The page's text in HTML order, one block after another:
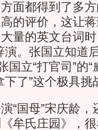
面都得到了多
的评价，这让
量的英文台词
演。张国立知道
国立“打官司”的
下了”这个极具挑
国母”宋庆龄，
牟氏庄园》，